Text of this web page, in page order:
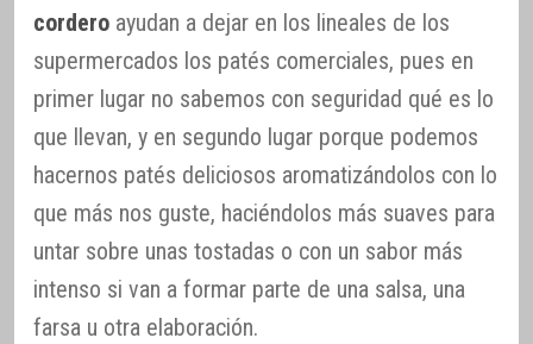
cordero ayudan a dejar en los lineales de los
supermercados los patés comerciales, pues en
primer lugar no sabemos con seguridad qué es lo
que llevan, y en segundo lugar porque podemos
hacernos patés deliciosos aromatizándolos con lo
que más nos guste, haciéndolos más suaves para
untar sobre unas tostadas o con un sabor más
intenso si van a formar parte de una salsa, una
farsa u otra elaboración.